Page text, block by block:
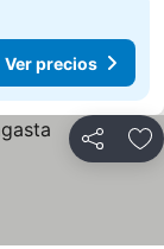
Ver precios
Compartir